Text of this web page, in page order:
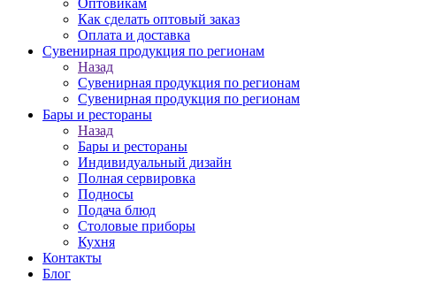
Оптовикам
Как сделать оптовый заказ
Оплата и доставка
Сувенирная продукция по регионам
Назад
Сувенирная продукция по регионам
Сувенирная продукция по регионам
Бары и рестораны
Назад
Бары и рестораны
Индивидуальный дизайн
Полная сервировка
Подносы
Подача блюд
Столовые приборы
Кухня
Контакты
Блог